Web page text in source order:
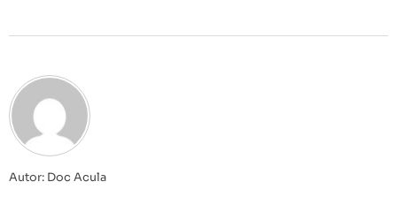
Autor: Doc Acula